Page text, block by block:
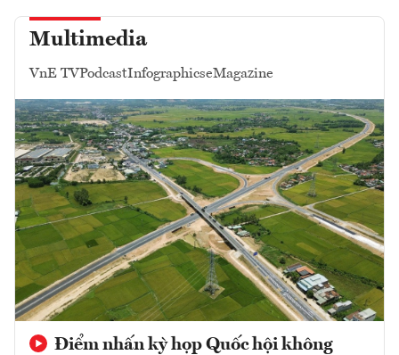
Multimedia
VnE TVPodcastInfographicseMagazine
Điểm nhấn kỳ họp Quốc hội không